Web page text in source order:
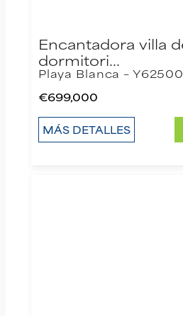
Encantadora villa
dormitori…
Playa Blanca –
€699,000
MÁS DETALLES